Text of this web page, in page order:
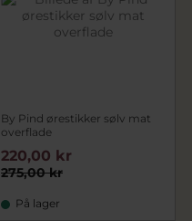
By Pind ørestikker sølv mat
overflade
275,00 kr
220,00 kr
På lager